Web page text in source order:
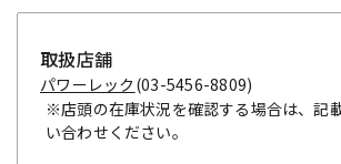
取扱店舗
パワーレック (03-5456-8809)
※店頭の在庫状況を確認する場合は、記
い合わせください。